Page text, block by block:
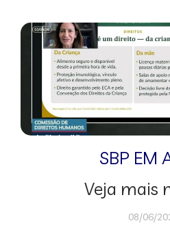
SBP EM
Veja mais
08/06/